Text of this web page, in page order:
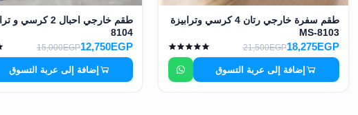
طقم سفرة خارجي رتان 4 كرسي وترابيزة
MS-8103
18,275EGP
21,500EGP
إضافة إلى عربة التسوق
8104
12,750EGP
15,000EGP
إضافة إلى عربة التسوق